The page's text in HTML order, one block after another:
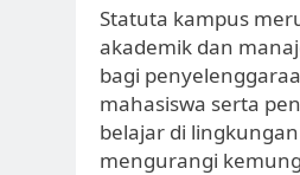
Statuta kampus
akademik dan
bagi
mahasiswa serta
belajar di
mengurangi